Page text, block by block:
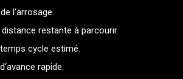
l‘arrosage.
restante à parcourir.
cycle estimé.
rapide.